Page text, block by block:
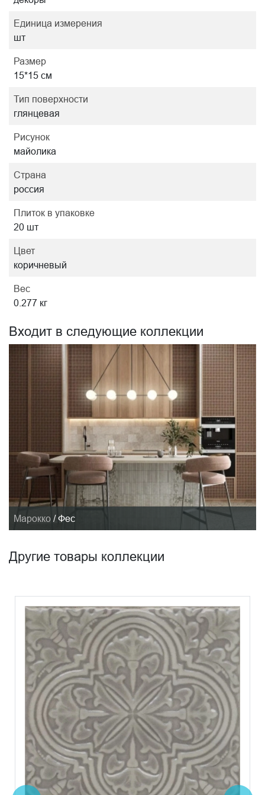
Единица измерения
шт
Размер
15*15 см
Тип поверхности
глянцевая
Рисунок
майолика
Страна
россия
Плиток в упаковке
20 шт
Цвет
коричневый
Вес
0.277 кг
Входит в следующие коллекции
Марокко / Фес
Другие товары коллекции